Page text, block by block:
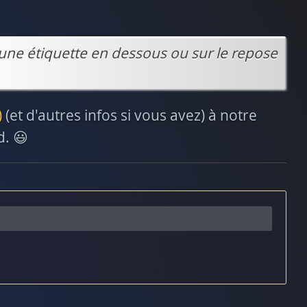
étiquette en dessous ou sur le repose
(et d'autres infos si vous avez) à notre
😃